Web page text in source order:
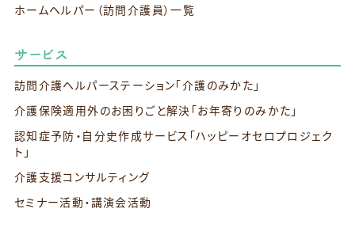
ホームヘルパー（訪問介護員）一覧
サービス
訪問介護ヘルパーステーション「介護のみかた」
介護保険適用外のお困りごと解決 「お年寄りのみかた」
認知症予防・自分史作成サービス 「ハッピーオセロプロジェク
ト」
介護支援コンサルティング
セミナー活動・講演会活動